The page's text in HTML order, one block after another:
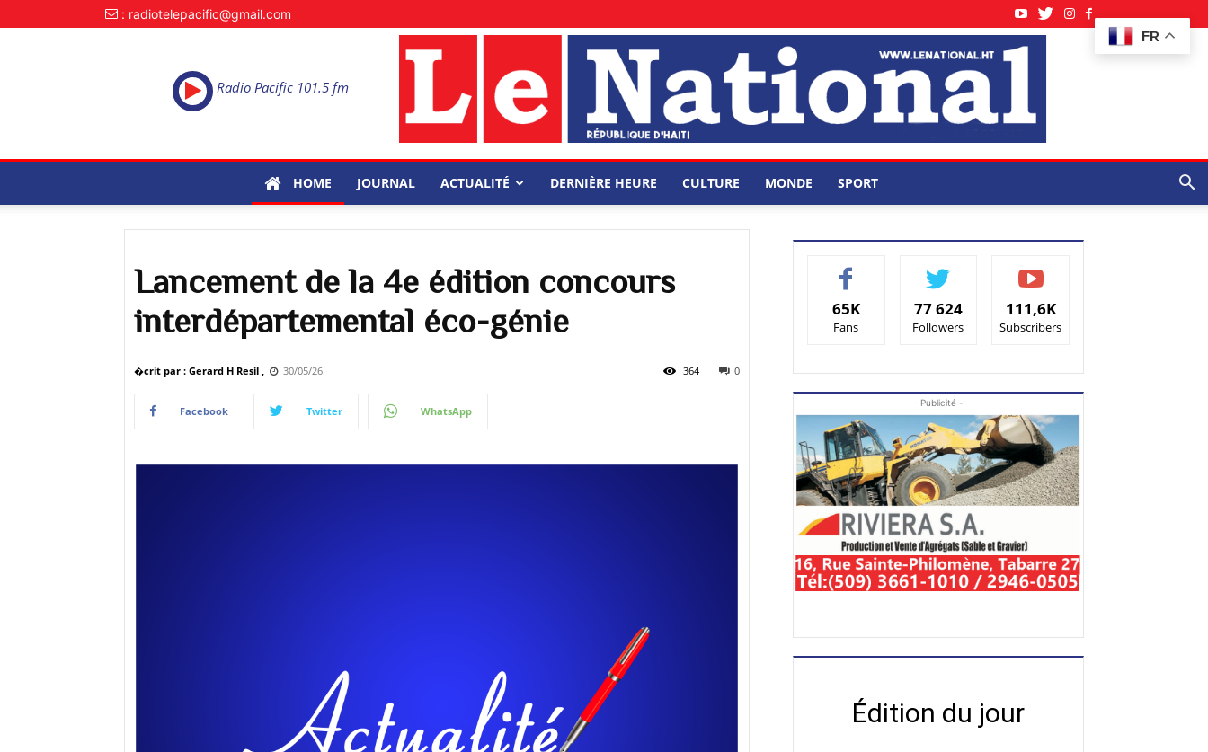
FR
: radiotelepacific@gmail.com
Radio Pacific 101.5 fm
HOME JOURNAL ACTUALITÉ DERNIÈRE HEURE CULTURE MONDE SPORT
Lancement de la 4e édition concours
interdépartemental éco-génie
�crit par : Gerard H Resil , 30/05/26 0
364
Facebook Twitter WhatsApp
65K
Fans
77 624
Followers
111,6K
Subscribers
- Publicité -
Édition du jour